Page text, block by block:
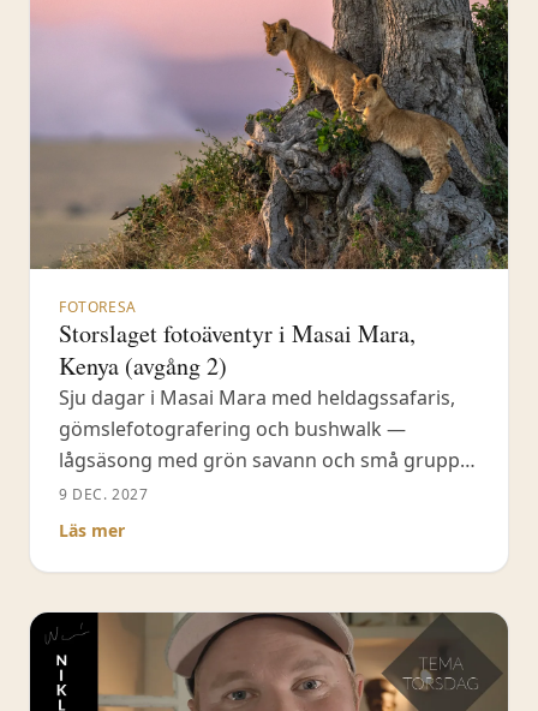
FOTORESA
Storslaget fotoäventyr i Masai Mara,
Kenya (avgång 2)
Sju dagar i Masai Mara med heldagssafaris,
gömslefotografering och bushwalk —
lågsäsong med grön savann och små grupper
i öppna jeepar.
9 DEC. 2027
Läs mer